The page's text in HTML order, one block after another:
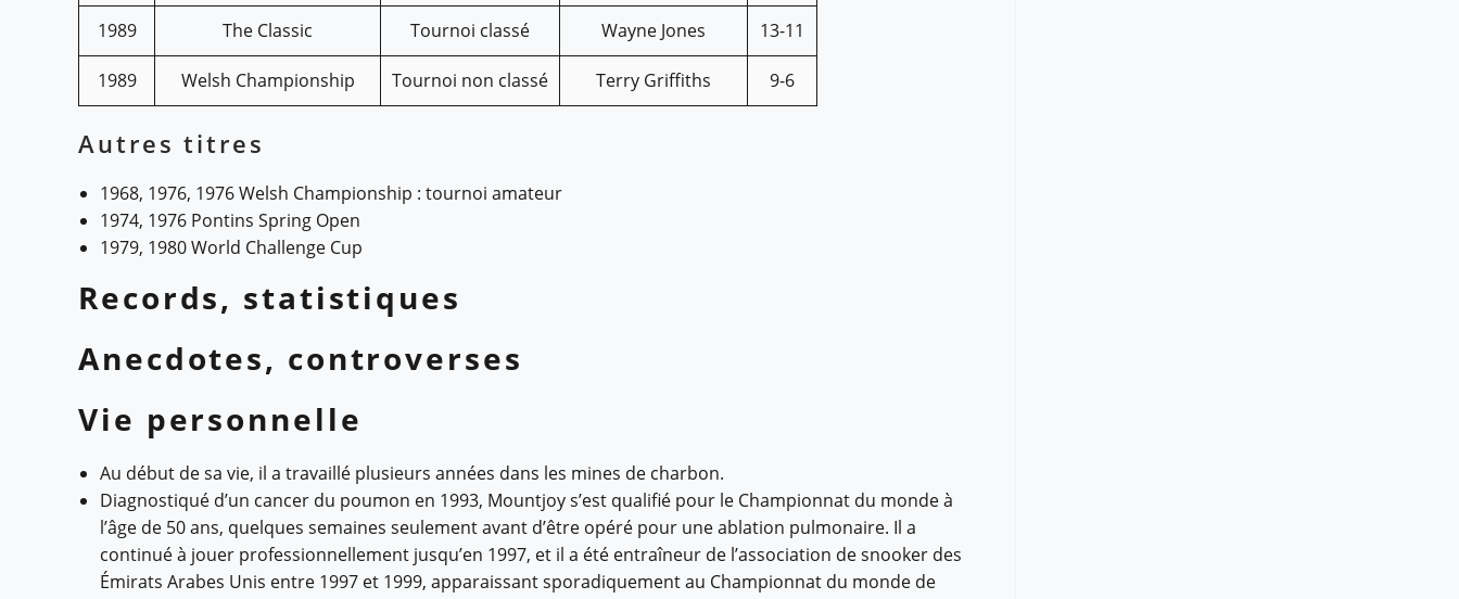
1989 The Classic Tournoi classé Wayne Jones 13-11
1989 Welsh Championship Tournoi non classé Terry Griffiths 9-6
Autres titres
1968, 1976, 1976 Welsh Championship : tournoi amateur
1974, 1976 Pontins Spring Open
1979, 1980 World Challenge Cup
Records, statistiques
Anecdotes, controverses
Vie personnelle
Au début de sa vie, il a travaillé plusieurs années dans les mines de charbon.
Diagnostiqué d’un cancer du poumon en 1993, Mountjoy s’est qualifié pour le Championnat du monde à
l’âge de 50 ans, quelques semaines seulement avant d’être opéré pour une ablation pulmonaire. Il a
continué à jouer professionnellement jusqu’en 1997, et il a été entraîneur de l’association de snooker des
Émirats Arabes Unis entre 1997 et 1999, apparaissant sporadiquement au Championnat du monde de